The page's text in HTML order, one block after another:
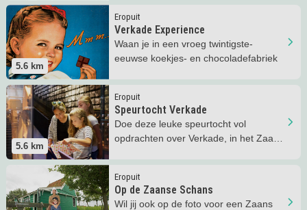
5.6 km
Eropuit
Verkade Experience
Waan je in een vroeg twintigste-
eeuwse koekjes- en chocoladefabriek
Lees meer Verkade Experience
5.6 km
Eropuit
Speurtocht Verkade
Doe deze leuke speurtocht vol
opdrachten over Verkade, in het Zaans
Lees meer Speurtocht Verkade
Eropuit
Op de Zaanse Schans
Wil jij ook op de foto voor een Zaans
Lees meer Op de Zaanse Schans